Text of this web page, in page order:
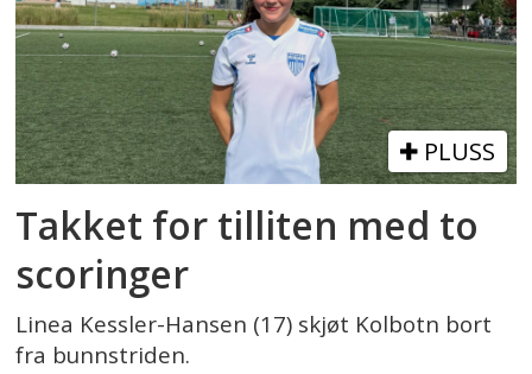
PLUSS
Takket for tilliten med to
scoringer
Linea Kessler-Hansen (17) skjøt Kolbotn bort
fra bunnstriden.